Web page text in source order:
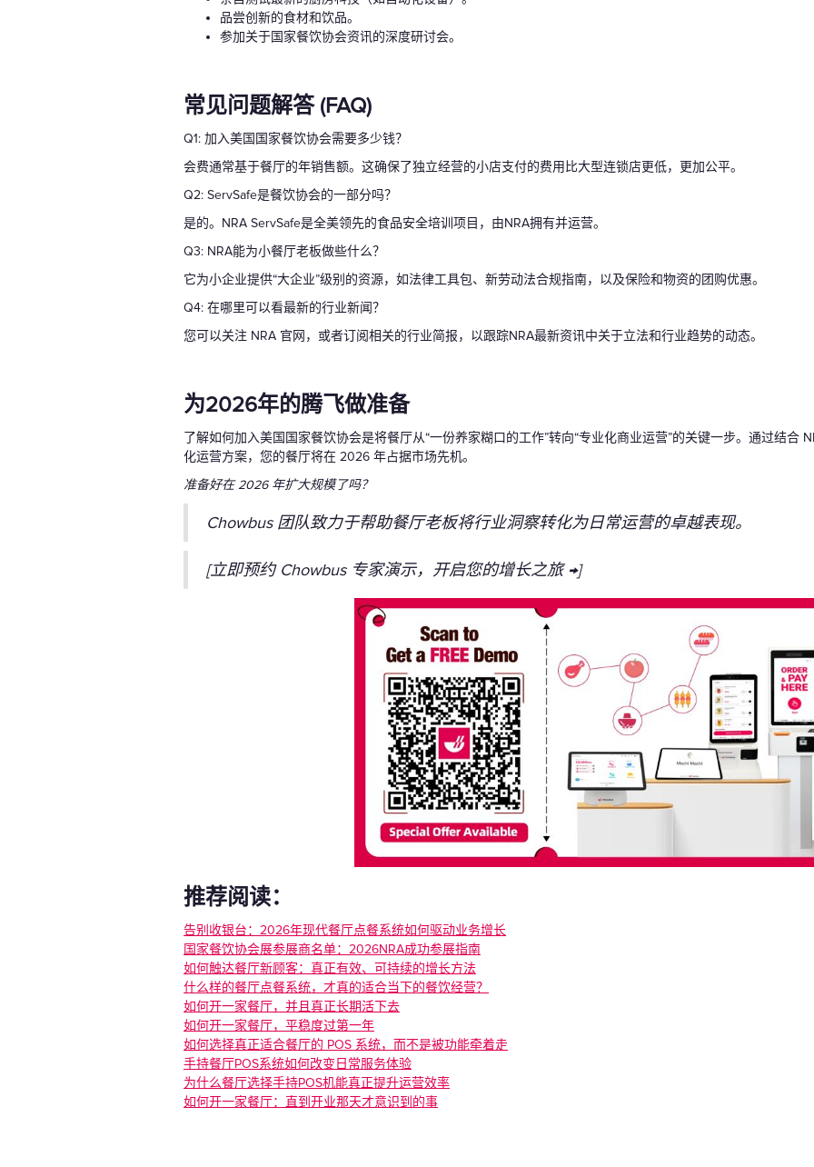
品尝创新的食材和饮品。
参加关于国家餐饮协会资讯的深度研讨会。
常见问题解答 (FAQ)
Q1: 加入美国国家餐饮协会需要多少钱？
会费通常基于餐厅的年销售额。这确保了独立经营的小店支付的费用比大型连锁店更低，更加公平。
Q2: ServSafe是餐饮协会的一部分吗？
是的。NRA ServSafe是全美领先的食品安全培训项目，由NRA拥有并运营。
Q3: NRA能为小餐厅老板做些什么？
它为小企业提供“大企业”级别的资源，如法律工具包、新劳动法合规指南，以及保险和物资的团购优惠。
Q4: 在哪里可以看最新的行业新闻？
您可以关注 NRA 官网，或者订阅相关的行业简报，以跟踪NRA最新资讯中关于立法和行业趋势的动态。
为2026年的腾飞做准备
了解如何加入美国国家餐饮协会是将餐厅从“一份养家糊口的工作”转向“专业化商业运营”的关键一步。通过结合
化运营方案，您的餐厅将在 2026 年占据市场先机。
准备好在 2026 年扩大规模了吗？
Chowbus 团队致力于帮助餐厅老板将行业洞察转化为日常运营的卓越表现。
[立即预约 Chowbus 专家演示，开启您的增长之旅 →]
推荐阅读：
告别收银台：2026年现代餐厅点餐系统如何驱动业务增长
‍国家餐饮协会展参展商名单：2026NRA成功参展指南
如何触达餐厅新顾客：真正有效、可持续的增长方法
什么样的餐厅点餐系统，才真的适合当下的餐饮经营？
‍如何开一家餐厅，并且真正长期活下去
‍如何开一家餐厅，平稳度过第一年
‍如何选择真正适合餐厅的 POS 系统，而不是被功能牵着走
手持餐厅POS系统如何改变日常服务体验
为什么餐厅选择手持POS机能真正提升运营效率
‍如何开一家餐厅：直到开业那天才意识到的事